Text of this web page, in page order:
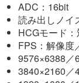
ADC：16bit
読み出しノイ
HCGモード：
FPS：解像度
9576×6388／
3840×2160／